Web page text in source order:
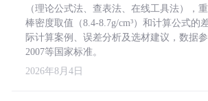
（理论公式法、查表法、在线工具法），
棒密度取值（8.4-8.7g/cm³）和计算公式的
际计算案例、误差分析及选材建议，数据
2007等国家标准。
2026年8月4日